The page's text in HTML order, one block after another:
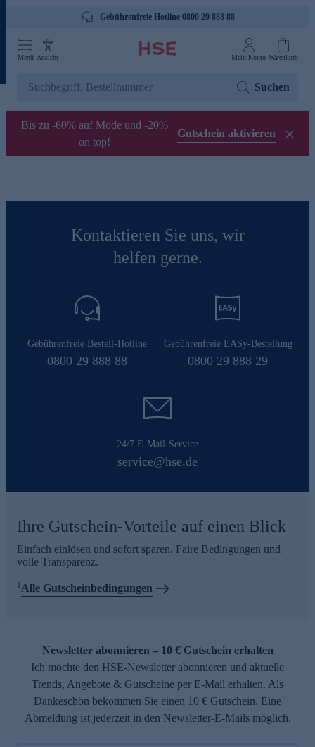
Gebührenfreie Hotline 0800 29 888 88
Menü Ansicht Mein Konto Warenkorb
Suchen
Bis zu -60% auf Mode und -20%
on top!
Gutschein aktivieren
Kontaktieren Sie uns, wir
helfen gerne.
Gebührenfreie Bestell-Hotline
0800 29 888 88
Gebührenfreie EASy-Bestellung
0800 29 888 29
24/7 E-Mail-Service
service@hse.de
Ihre Gutschein-Vorteile auf einen Blick
Einfach einlösen und sofort sparen. Faire Bedingungen und
volle Transparenz.
1Alle Gutscheinbedingungen
Newsletter abonnieren – 10 € Gutschein erhalten
Ich möchte den HSE-Newsletter abonnieren und aktuelle
Trends, Angebote & Gutscheine per E-Mail erhalten. Als
Dankeschön bekommen Sie einen 10 € Gutschein. Eine
Abmeldung ist jederzeit in den Newsletter-E-Mails möglich.